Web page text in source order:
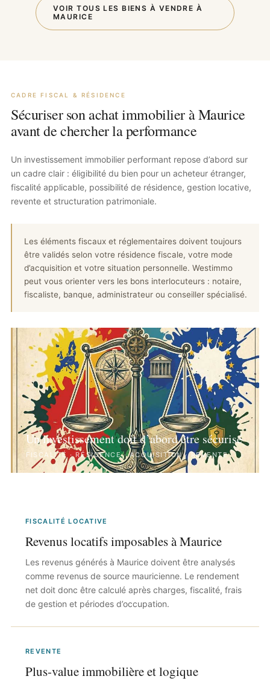
VOIR TOUS LES BIENS À VENDRE À
MAURICE
CADRE FISCAL & RÉSIDENCE
Sécuriser son achat immobilier à Maurice
avant de chercher la performance
Un investissement immobilier performant repose d’abord sur
un cadre clair : éligibilité du bien pour un acheteur étranger,
fiscalité applicable, possibilité de résidence, gestion locative,
revente et structuration patrimoniale.
Les éléments fiscaux et réglementaires doivent toujours
être validés selon votre résidence fiscale, votre mode
d’acquisition et votre situation personnelle. Westimmo
peut vous orienter vers les bons interlocuteurs : notaire,
fiscaliste, banque, administrateur ou conseiller spécialisé.
Un investissement doit d’abord être sécurisé
FISCALITÉ · RÉSIDENCE · ACQUISITION · REVENTE
FISCALITÉ LOCATIVE
Revenus locatifs imposables à Maurice
Les revenus générés à Maurice doivent être analysés
comme revenus de source mauricienne. Le rendement
net doit donc être calculé après charges, fiscalité, frais
de gestion et périodes d’occupation.
REVENTE
Plus-value immobilière et logique